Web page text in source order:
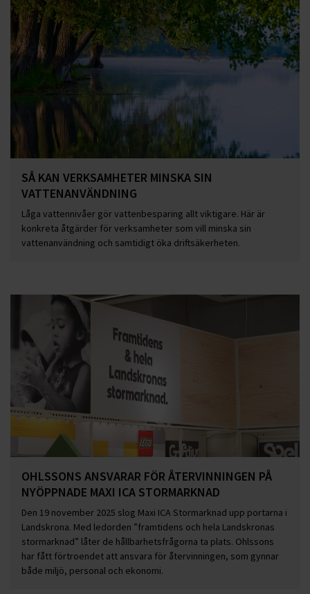
SÅ KAN VERKSAMHETER MINSKA SIN
VATTENANVÄNDNING
Låga vattennivåer gör vattenbesparing allt viktigare. Här är
konkreta åtgärder för verksamheter som vill minska sin
vattenanvändning och samtidigt öka driftsäkerheten.
OHLSSONS ANSVARAR FÖR ÅTERVINNINGEN PÅ
NYÖPPNADE MAXI ICA STORMARKNAD
Den 19 november 2025 slog Maxi ICA Stormarknad upp portarna i
Landskrona. Med ledorden ”framtidens och hela Landskronas
stormarknad” låter de hållbarhetsfrågorna ta plats. Ohlssons
har fått förtroendet att ansvara för återvinningen, som gynnar
både miljö, personal och ekonomi.